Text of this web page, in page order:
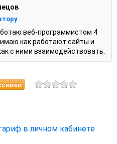
веб-программистом 4
как работают сайты и
с ними взаимодействовать.
в личном кабинете